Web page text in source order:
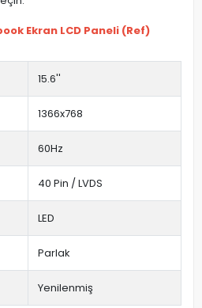
Ekran LCD Paneli (Ref)
15.6''
1366x768
60Hz
40 Pin / LVDS
LED
Parlak
Yenilenmiş